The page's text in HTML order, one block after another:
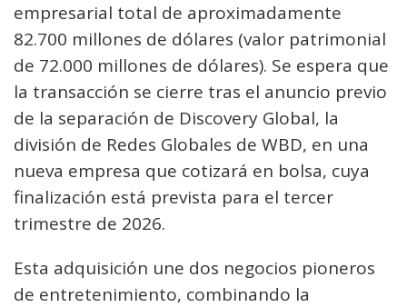
empresarial total de aproximadamente
82.700 millones de dólares (valor patrimonial
de 72.000 millones de dólares). Se espera que
la transacción se cierre tras el anuncio previo
de la separación de Discovery Global, la
división de Redes Globales de WBD, en una
nueva empresa que cotizará en bolsa, cuya
finalización está prevista para el tercer
trimestre de 2026.
Esta adquisición une dos negocios pioneros
de entretenimiento, combinando la